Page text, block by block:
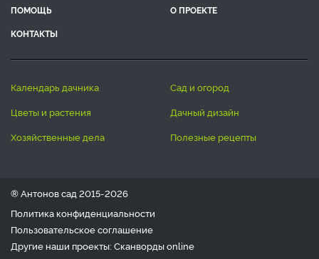
ПОМОЩЬ
О ПРОЕКТЕ
КОНТАКТЫ
календарь дачника
сад и огород
цветы и растения
дачный дизайн
хозяйственные дела
полезные рецепты
® Антонов сад 2015-2026
Политика конфиденциальности
Пользовательское соглашение
Другие наши проекты: Сканвордыonline